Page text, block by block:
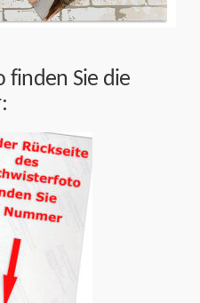
finden Sie die